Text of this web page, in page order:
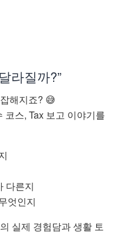
라질까?”
해지죠? 😅
스, Tax 보고 이야기를
다른지
엇인지
실제 경험담과 생활 토